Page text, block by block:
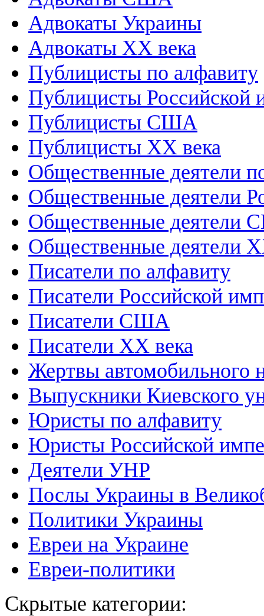
Адвокаты Украины
Адвокаты XX века
Публицисты по алфавиту
Публицисты Российской
Публицисты США
Публицисты XX века
Общественные деятели
Общественные деятели
Общественные деятели
Общественные деятели
Писатели по алфавиту
Писатели Российской
Писатели США
Писатели XX века
Жертвы автомобильного
Выпускники Киевского
Юристы по алфавиту
Юристы Российской
Деятели УНР
Послы Украины в
Политики Украины
Евреи на Украине
Евреи-политики
Скрытые категории: